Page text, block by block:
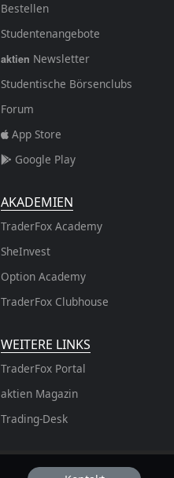
Bestellen
Studentenangebote
aktien Newsletter
Studentische Börsenclubs
Forum
App Store
Google Play
AKADEMIEN
TraderFox Academy
SheInvest
Option Academy
TraderFox Clubhouse
WEITERE LINKS
TraderFox Portal
aktien Magazin
Trading-Desk